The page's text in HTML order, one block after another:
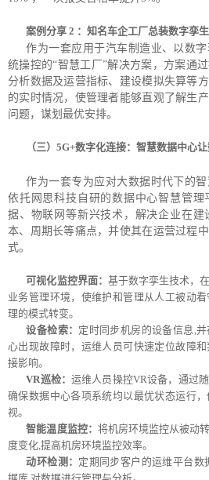
案例分享 2 ：知名车企工厂总装数字孪
作为一套应用于汽车制造业、以数
统操控的“智慧工厂”解决方案，方案通
分析数据及运营指标、建设模拟失算等
的实时情况，使管理者能够直观了解生
问题，谋划最优安排。
（三）5G+数字化连接：智慧数据中心
作为一套专为应对大数据时代下的
依托网思科技自研的数据中心智慧管
据、物联网等新兴技术，解决企业在
本、周期长等痛点，并使其在运营过程
式。
可视化监控界面： 基于数字孪生技术，
业务管理环境，使维护和管理从人工被动
理的模式转变。
设备检索： 定时同步机房的设备信息,
心出现故障时，运维人员可快速定位故障
接影响。
VR巡检： 运维人员操控VR设备，通过
确保数据中心各项系统均以最优状态运行
视。
智能温度监控： 将机房环境监控从被动
度变化,提高机房环境监控效率。
动环检测： 定期同步客户的运维平台数